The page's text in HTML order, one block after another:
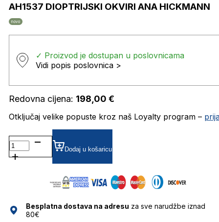
AH1537 DIOPTRIJSKI OKVIRI ANA HICKMANN
novo
✓ Proizvod je dostupan u poslovnicama
Vidi popis poslovnica >
Redovna cijena: 198,00 €
Otključaj velike popuste kroz naš Loyalty program –
AH1537 DIOPTRIJSKI
OKVIRI
ANA
Dodaj u košaricu
Besplatna dostava na adresu za sve narudžbe iznad
80€